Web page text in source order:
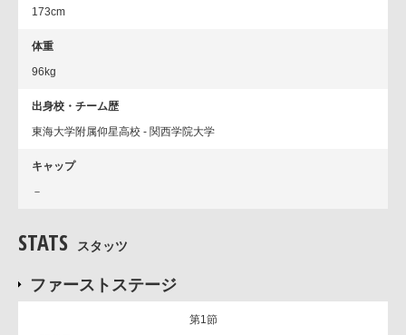
173cm
体重
96kg
出身校・チーム歴
東海大学附属仰星高校 - 関西学院大学
キャップ
－
STATS スタッツ
ファーストステージ
第1節